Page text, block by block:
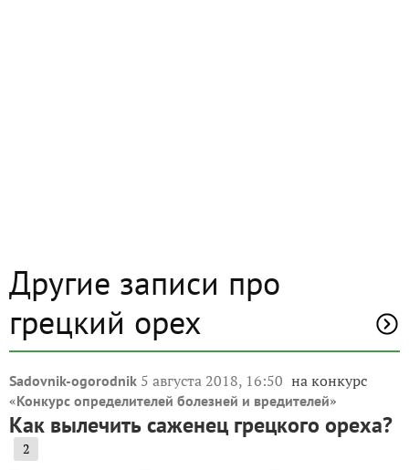
Другие записи про
грецкий орех
Sadovnik-ogorodnik 5 августа 2018, 16:50 на конкурс
«Конкурс определителей болезней и вредителей»
Как вылечить саженец грецкого ореха?
2